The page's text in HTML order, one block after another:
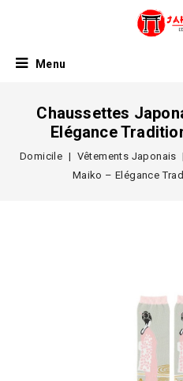
Menu
Chaussettes
Elégance
Domicile Vêtements Japonais
Maiko – Elégance